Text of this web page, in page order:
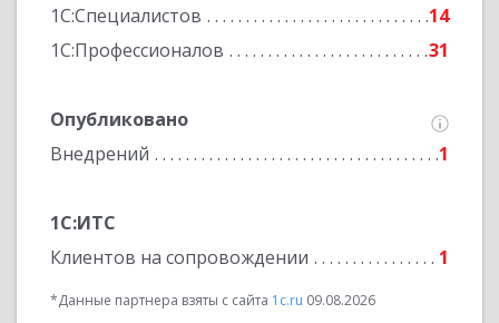
1С:Специалистов
14
1С:Профессионалов
31
Опубликовано
Внедрений
1
1С:ИТС
Клиентов на сопровождении
1
*Данные партнера взяты с сайта 1c.ru 09.08.2026